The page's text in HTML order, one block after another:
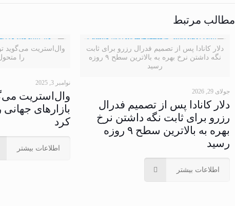
مطالب مرتبط
دلار کانادا پس از تصمیم فدرال رزرو برای ثابت
نگه داشتن نرخ بهره به بالاترین سطح ۹ روزه
رسید
جولای 29, 2026
دلار کانادا پس از تصمیم فدرال
رزرو برای ثابت نگه داشتن نرخ
بهره به بالاترین سطح ۹ روزه
رسید
اطلاعات بیشتر
وال‌استریت می‌گوید
را
نوامبر 3, 2025
وال‌استریت
بازارهای
کرد
اطلاعات بیشتر